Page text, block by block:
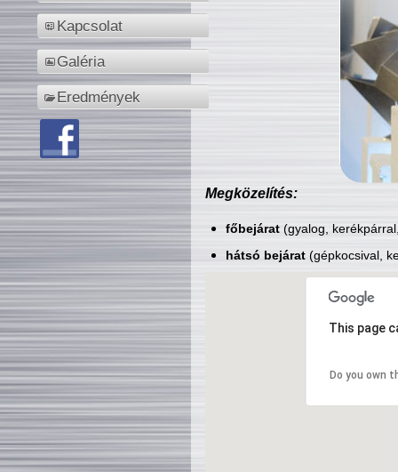
Kapcsolat
Galéria
Eredmények
Megközelítés:
főbejárat(gyalog,
hátsó bejárat(gépkocsival,
This page
Do you own